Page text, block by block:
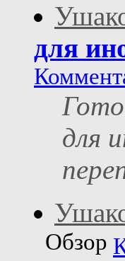
для
для
Обзор